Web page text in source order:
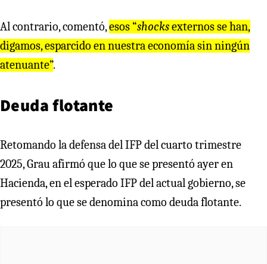
Al contrario, comentó,esos “shocksexternos se han,
digamos, esparcido en nuestra economía sin ningún
atenuante”.
Deuda flotante
Retomando la defensa del IFP del cuarto trimestre
2025, Grau afirmó que lo que se presentó ayer en
Hacienda, en el esperado IFP del actual gobierno, se
presentó lo que se denomina como deuda flotante.